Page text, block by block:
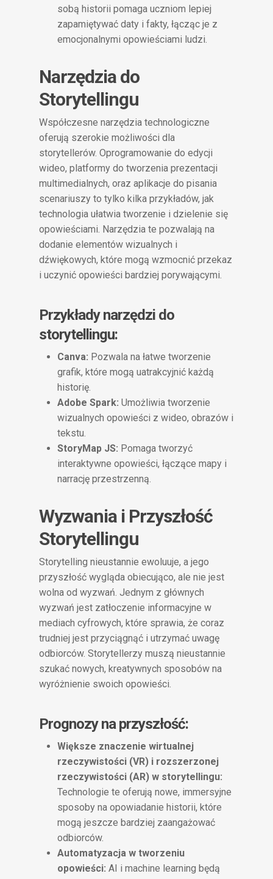
sobą historii pomaga uczniom lepiej
zapamiętywać daty i fakty, łącząc je z
emocjonalnymi opowieściami ludzi.
Narzędzia do
Storytellingu
Współczesne narzędzia technologiczne
oferują szerokie możliwości dla
storytellerów. Oprogramowanie do edycji
wideo, platformy do tworzenia prezentacji
multimedialnych, oraz aplikacje do pisania
scenariuszy to tylko kilka przykładów, jak
technologia ułatwia tworzenie i dzielenie się
opowieściami. Narzędzia te pozwalają na
dodanie elementów wizualnych i
dźwiękowych, które mogą wzmocnić przekaz
i uczynić opowieści bardziej porywającymi.
Przykłady narzędzi do
storytellingu:
Canva: Pozwala na łatwe tworzenie
grafik, które mogą uatrakcyjnić każdą
historię.
Adobe Spark: Umożliwia tworzenie
wizualnych opowieści z wideo, obrazów i
tekstu.
StoryMap JS: Pomaga tworzyć
interaktywne opowieści, łączące mapy i
narrację przestrzenną.
Wyzwania i Przyszłość
Storytellingu
Storytelling nieustannie ewoluuje, a jego
przyszłość wygląda obiecująco, ale nie jest
wolna od wyzwań. Jednym z głównych
wyzwań jest zatłoczenie informacyjne w
mediach cyfrowych, które sprawia, że coraz
trudniej jest przyciągnąć i utrzymać uwagę
odbiorców. Storytellerzy muszą nieustannie
szukać nowych, kreatywnych sposobów na
wyróżnienie swoich opowieści.
Prognozy na przyszłość:
Większe znaczenie wirtualnej
rzeczywistości (VR) i rozszerzonej
rzeczywistości (AR) w storytellingu:
Technologie te oferują nowe, immersyjne
sposoby na opowiadanie historii, które
mogą jeszcze bardziej zaangażować
odbiorców.
Automatyzacja w tworzeniu
opowieści: AI i machine learning będą